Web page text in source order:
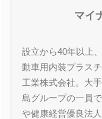
マイ
設立から40年以上
動車用内装プラス
工業株式会社。大
島グループの一員
や健康経営優良法